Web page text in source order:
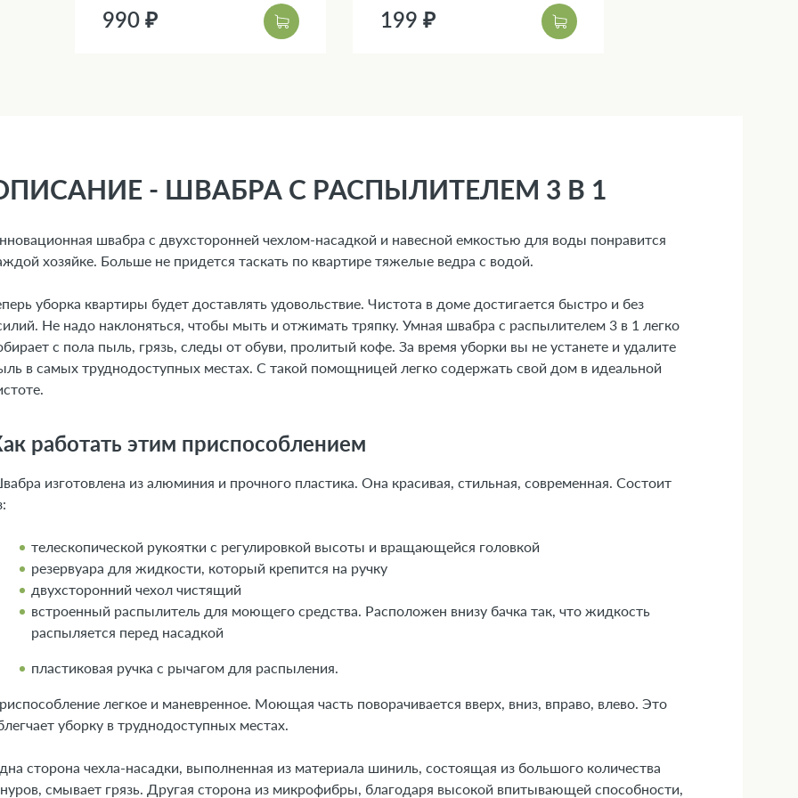
990 ₽ 199 ₽
- ШВАБРА С РАСПЫЛИТЕЛЕМ 3 В 1
швабра с двухсторонней чехлом-насадкой и навесной емкостью для воды понравится
хозяйке. Больше не придется таскать по квартире тяжелые ведра с водой.
уборка квартиры будет доставлять удовольствие. Чистота в доме достигается быстро и без
Не надо наклоняться, чтобы мыть и отжимать тряпку. Умная швабра с распылителем 3 в 1 легко
с пола пыль, грязь, следы от обуви, пролитый кофе. За время уборки вы не устанете и удалите
в самых труднодоступных местах. С такой помощницей легко содержать свой дом в идеальной
работать этим приспособлением
изготовлена из алюминия и прочного пластика. Она красивая, стильная, современная. Состоит
телескопической рукоятки с регулировкой высоты и вращающейся головкой
резервуара для жидкости, который крепится на ручку
двухсторонний чехол чистящий
встроенный распылитель для моющего средства. Расположен внизу бачка так, что жидкость
распыляется перед насадкой
пластиковая ручка с рычагом для распыления.
легкое и маневренное. Моющая часть поворачивается вверх, вниз, вправо, влево. Это
уборку в труднодоступных местах.
сторона чехла-насадки, выполненная из материала шиниль, состоящая из большого количества
смывает грязь. Другая сторона из микрофибры, благодаря высокой впитывающей способности,